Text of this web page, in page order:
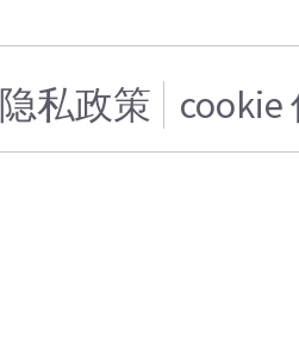
隐私政策 cookie